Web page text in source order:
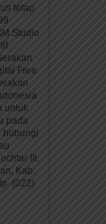
tetap
Studio
Free
untuk
pada
hubungi
III,
Kab.
(022)